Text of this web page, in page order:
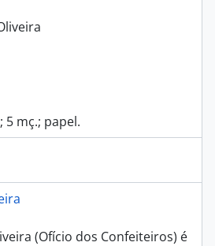
5 mç.; papel.
(Ofício dos Confeiteiros) é